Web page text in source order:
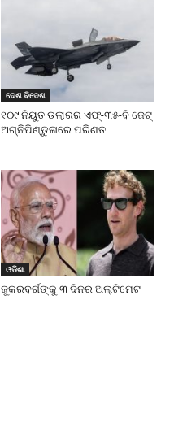
ଦେଶ ବିଦେଶ
୧୦୯ ନିୟୁତ ଡଲାରର ଏଫ୍-୩୫-ବି ଜେଟ୍
ଅଗ୍ନିପିଣ୍ଡୁଳାରେ ପରିଣତ
ଓଡିଶା
ଜୁକରବର୍ଗଙ୍କୁ ୩ ଦିନର ଅଲ୍ଟିମେଟ